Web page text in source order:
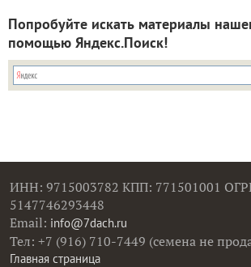
Попробуйте искать материалы
помощью Яндекс.Поиск!
ИНН: 9715003782 КПП: 771501001
5147746293448
Email: info@7dach.ru
Тел: +7 (916) 710-7449 (семена не
Главная страница